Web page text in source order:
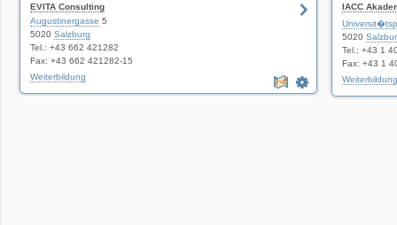
EVITA Consulting
Augustinergasse 5
5020 Salzburg
Tel.: +43 662 421282
Fax: +43 662 421282-15
Weiterbildung
IACC
Umwelt
5020
Tel.: +43 1
Fax: +43 1
Weiterbildung